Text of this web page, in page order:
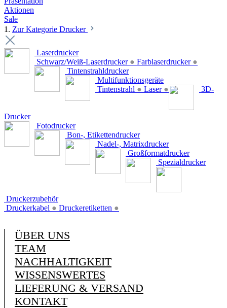
Aktionen
Sale
1. Zur Kategorie Drucker
Laserdrucker
Schwarz/Weiß-Laserdrucker ● Farblaserdrucker ●
Tintenstrahldrucker
Multifunktionsgeräte
Tintenstrahl ● Laser ● 3D-
Drucker
Fotodrucker
Bon-, Etikettendrucker
Nadel-, Matrixdrucker
Großformatdrucker
Spezialdrucker
Druckerzubehör
Druckerkabel ● Druckeretiketten ●
ÜBER UNS
TEAM
NACHHALTIGKEIT
WISSENSWERTES
LIEFERUNG & VERSAND
KONTAKT